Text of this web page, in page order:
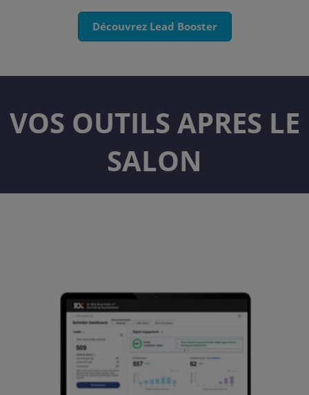
Découvrez Lead Booster
VOS OUTILS APRES LE
SALON